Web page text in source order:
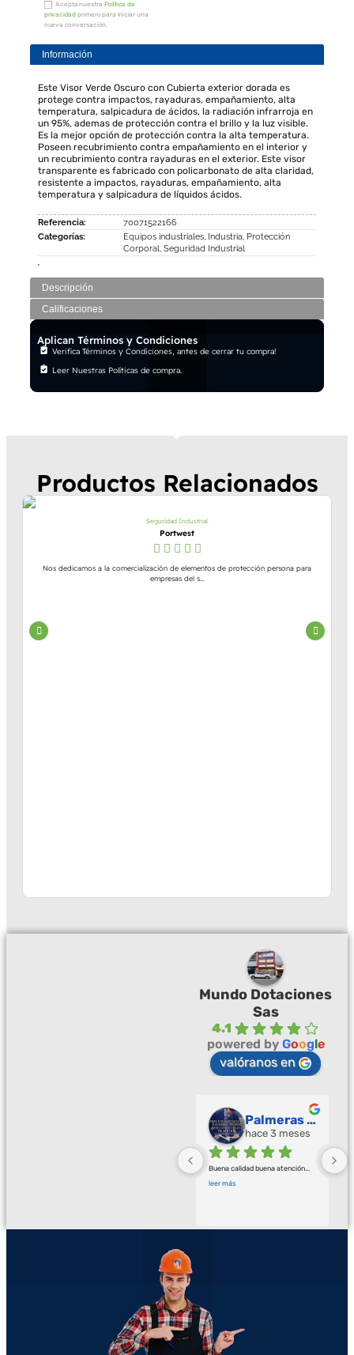
Acepta nuestra Política de
privacidad primero para iniciar una
nueva conversación.
Información
Descripción
Calificaciones
Este Visor Verde Oscuro con Cubierta exterior dorada es
protege contra impactos, rayaduras, empañamiento, alta
temperatura, salpicadura de ácidos, la radiación infrarroja en
un 95%, ademas de protección contra el brillo y la luz visible.
Es la mejor opción de protección contra la alta temperatura.
Poseen recubrimiento contra empañamiento en el interior y
un recubrimiento contra rayaduras en el exterior. Este visor
transparente es fabricado con policarbonato de alta claridad,
resistente a impactos, rayaduras, empañamiento, alta
temperatura y salpicadura de líquidos ácidos.
Referencia:
70071522166
Categorías:
Equipos industriales, Industria, Protección
Corporal, Seguridad Industrial
Aplican Términos y Condiciones
Verifica Términos y Condiciones, antes de cerrar tu compra!
Leer Nuestras Políticas de compra.
Productos Relacionados
Seguridad Industrial
Portwest
Nos dedicamos a la comercialización de elementos de protección persona para
empresas del s...
Mundo Dotaciones
Sas
4.1
powered by Google
valóranos en
Palmeras Doradas
hace 3 meses
Buena calidad buena atención
leer más